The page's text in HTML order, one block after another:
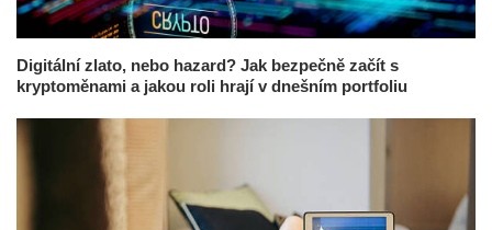
Digitální zlato, nebo hazard? Jak bezpečně začít s
kryptoměnami a jakou roli hrají v dnešním portfoliu